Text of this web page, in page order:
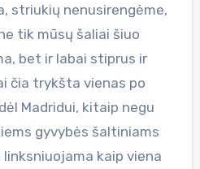
striukių nenusirengėme,
tik mūsų šaliai šiuo
bet ir labai stiprus ir
čia trykšta vienas po
Madridui, kitaip negu
gyvybės šaltiniams
kaip viena